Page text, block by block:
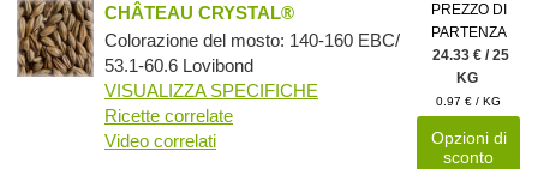
CHÂTEAU CRYSTAL®
Colorazione del mosto: 140-160 EBC/
53.1-60.6 Lovibond
VISUALIZZA SPECIFICHE
Ricette correlate
Video correlati
PREZZO DI
PARTENZA
24.33 € / 25
KG
0.97 € / KG
Opzioni di
sconto